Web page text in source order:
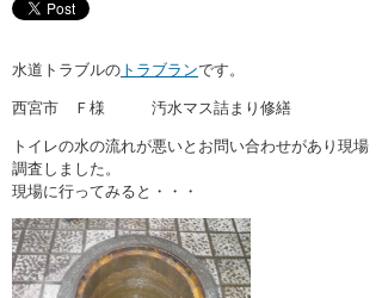
水道トラブルの トラブランです。
西宮市 Ｆ様 汚水マス詰まり修繕
トイレの水の流れが悪いとお問い合わせがあり現場
調査しました。
現場に行ってみると・・・